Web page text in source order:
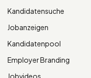
Kandidatensuche
Jobanzeigen
Kandidatenpool
Employer Branding
Jobvideos